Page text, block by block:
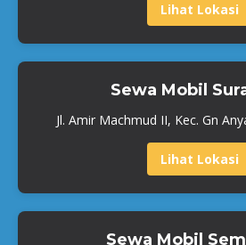
Lihat Lokasi
Sewa Mobil
Jl. Amir Machmud II, Kec. Gn
Lihat Lokasi
Sewa Mobil